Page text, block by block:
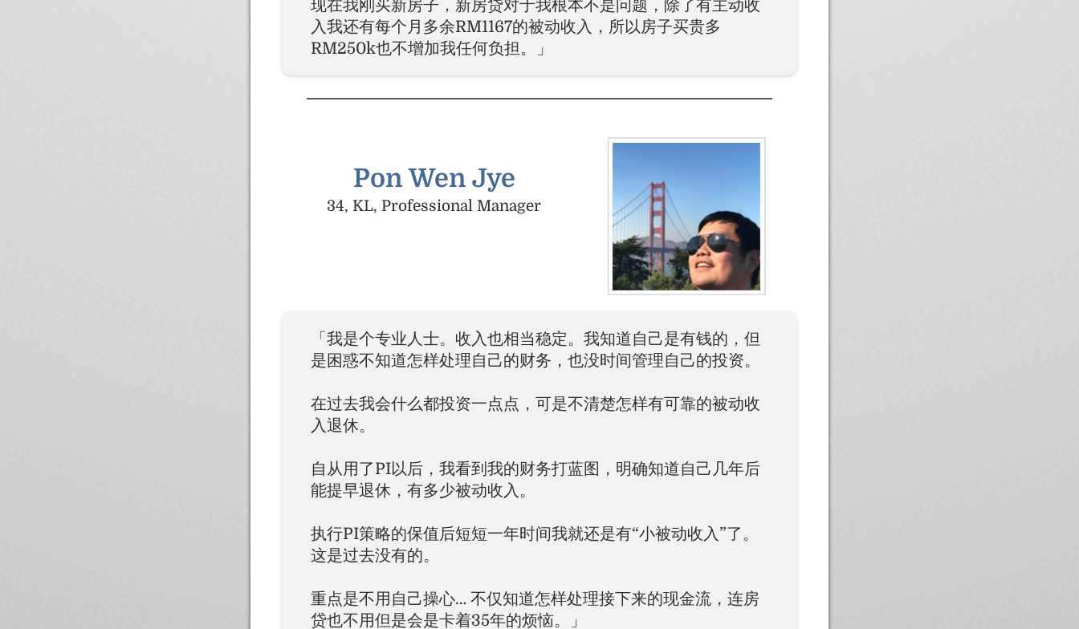
现在我刚买新房子，新房贷对于我根本不是问题，除了有主动收
入我还有每个月多余RM1167的被动收入，所以房子买贵多
RM250k也不增加我任何负担。」
Pon Wen Jye
34, KL, Professional Manager
「我是个专业人士。收入也相当稳定。我知道自己是有钱的，但
是困惑不知道怎样处理自己的财务，也没时间管理自己的投资。
在过去我会什么都投资一点点，可是不清楚怎样有可靠的被动收
入退休。
自从用了PI以后，我看到我的财务打蓝图，明确知道自己几年后
能提早退休，有多少被动收入。
执行PI策略的保值后短短一年时间我就还是有“小被动收入”了。
这是过去没有的。
重点是不用自己操心… 不仅知道怎样处理接下来的现金流，连房
贷也不用但是会是卡着35年的烦恼。」